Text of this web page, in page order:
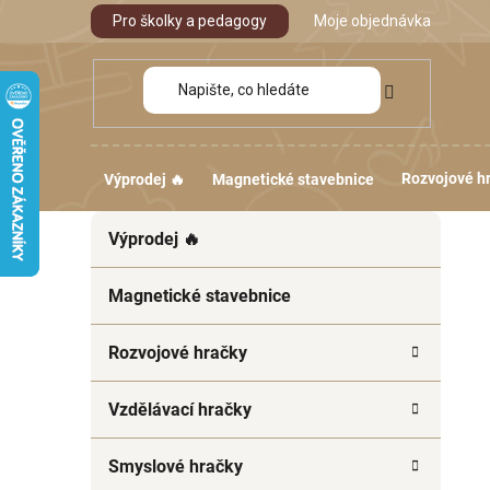
Pro školky a pedagogy Moje objednávka
Výprodej 🔥 Magnetické stavebnice Rozvojové
kategorie
t
g
i
Výprodej 🔥
Magnetické stavebnice
Rozvojové hračky
Vzdělávací hračky
Smyslové hračky